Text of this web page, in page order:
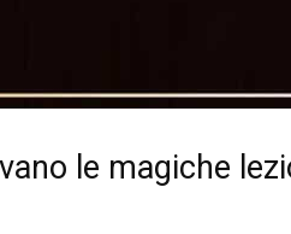
le magiche